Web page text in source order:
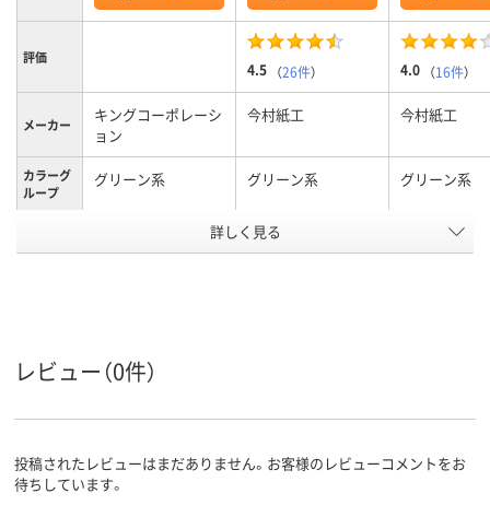
評価
4.5 （26件） 4.0 （16件）
メーカー
キングコーポレーシ
ョン
今村紙工 今村紙工
カラーグ
ループ
グリーン系 グリーン系 グリーン系
テープなし テープ付
留め具の
有無
なし
封筒裏面
アスクル
商品環境
詳しく見る
レビュー（0件）
投稿されたレビューはまだありません。お客様のレビューコメントをお
待ちしています。